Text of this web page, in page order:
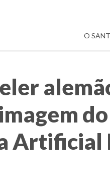
O
Artificial